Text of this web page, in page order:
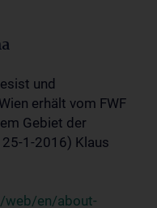
und
erhält vom FWF
Gebiet der
1-2016) Klaus
web/en/about-